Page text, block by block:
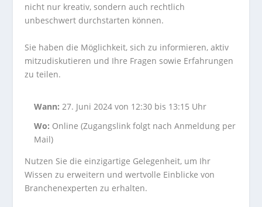
nicht nur kreativ, sondern auch rechtlich
unbeschwert durchstarten können.
Sie haben die Möglichkeit, sich zu informieren, aktiv
mitzudiskutieren und Ihre Fragen sowie Erfahrungen
zu teilen.
Wann: 27. Juni 2024 von 12:30 bis 13:15 Uhr
Wo: Online (Zugangslink folgt nach Anmeldung per
Mail)
Nutzen Sie die einzigartige Gelegenheit, um Ihr
Wissen zu erweitern und wertvolle Einblicke von
Branchenexperten zu erhalten.